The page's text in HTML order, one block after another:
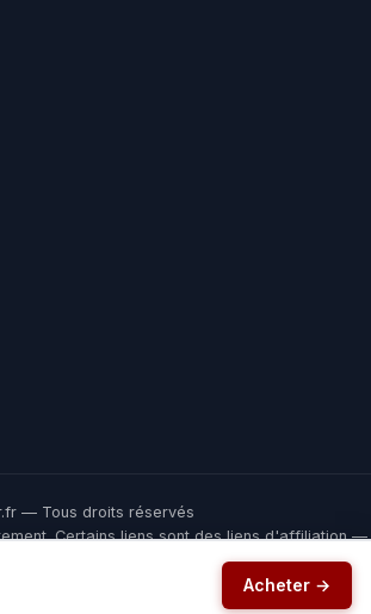
Acheter →
— Tous droits réservés
Certains liens sont des liens d'affiliation —
chez le marchand, une commission nous aide
gratuit.